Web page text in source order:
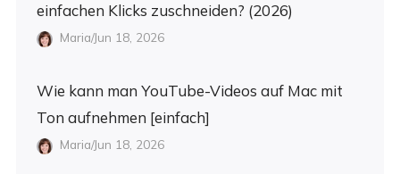
einfachen Klicks zuschneiden? (2026)
Maria/Jun 18, 2026
Wie kann man YouTube-Videos auf Mac mit
Ton aufnehmen [einfach]
Maria/Jun 18, 2026